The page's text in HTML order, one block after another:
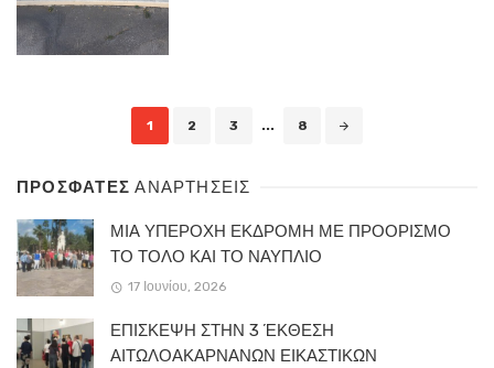
1 2 3 ... 8
ΠΡΟΣΦΑΤΕΣΑΝΑΡΤΗΣΕΙΣ
ΜΙΑ ΥΠΕΡΟΧΗ ΕΚΔΡΟΜΗ ΜΕ ΠΡΟΟΡΙΣΜΟ
ΤΟ ΤΟΛΟ ΚΑΙ ΤΟ ΝΑΥΠΛΙΟ
17 Ιουνίου, 2026
ΕΠΙΣΚΕΨΗ ΣΤΗΝ 3 ΈΚΘΕΣΗ
ΑΙΤΩΛΟΑΚΑΡΝΑΝΩΝ ΕΙΚΑΣΤΙΚΩΝ